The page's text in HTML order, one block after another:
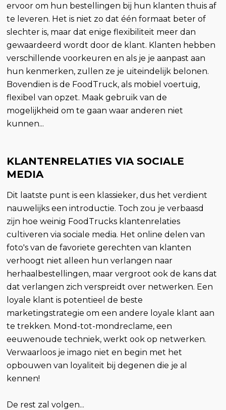
ervoor om hun bestellingen bij hun klanten thuis af
te leveren. Het is niet zo dat één formaat beter of
slechter is, maar dat enige flexibiliteit meer dan
gewaardeerd wordt door de klant. Klanten hebben
verschillende voorkeuren en als je je aanpast aan
hun kenmerken, zullen ze je uiteindelijk belonen.
Bovendien is de FoodTruck, als mobiel voertuig,
flexibel van opzet. Maak gebruik van de
mogelijkheid om te gaan waar anderen niet
kunnen...
KLANTENRELATIES VIA SOCIALE
MEDIA
Dit laatste punt is een klassieker, dus het verdient
nauwelijks een introductie. Toch zou je verbaasd
zijn hoe weinig FoodTrucks klantenrelaties
cultiveren via sociale media. Het online delen van
foto's van de favoriete gerechten van klanten
verhoogt niet alleen hun verlangen naar
herhaalbestellingen, maar vergroot ook de kans dat
dat verlangen zich verspreidt over netwerken. Een
loyale klant is potentieel de beste
marketingstrategie om een andere loyale klant aan
te trekken. Mond-tot-mondreclame, een
eeuwenoude techniek, werkt ook op netwerken.
Verwaarloos je imago niet en begin met het
opbouwen van loyaliteit bij degenen die je al
kennen!
De rest zal volgen...